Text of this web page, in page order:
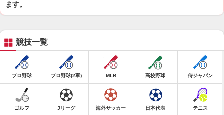
ます。
競技一覧
プロ野球 プロ野球(2軍) MLB 高校野球 侍ジャパン
ゴルフ Jリーグ 海外サッカー 日本代表 テニス